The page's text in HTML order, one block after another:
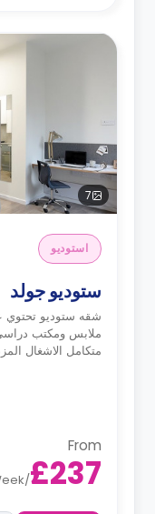
7
استوديو
ستوديو جولد
شقه ستوديو تحتوي
ملابس ومكتب
متكامل الاشغال
From
£237
/